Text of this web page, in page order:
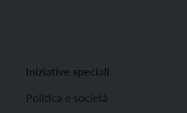
Iniziative speciali
Politica e società